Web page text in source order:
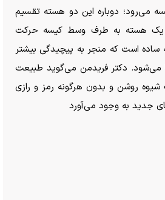
می‌رود؛ دوباره این دو هسته تقسیم
یک هسته به طرف وسط کیسه حرکت
ساده است که منجر به پیچیدگی بیشتر
می‌شود. دکتر فریدمن می‌گوید طبیعت
شیوه روشن و بدون هرگونه رمز و رازی
جدید به وجود می‌آورد